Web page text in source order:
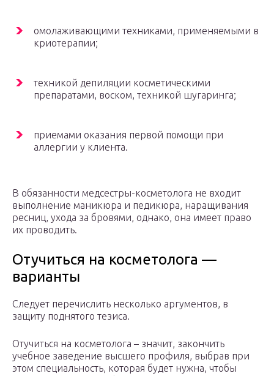
омолаживающими техниками, применяемыми в
криотерапии;
техникой депиляции косметическими
препаратами, воском, техникой шугаринга;
приемами оказания первой помощи при
аллергии у клиента.
В обязанности медсестры-косметолога не входит
выполнение маникюра и педикюра, наращивания
ресниц, ухода за бровями, однако, она имеет право
их проводить.
Отучиться на косметолога —
варианты
Следует перечислить несколько аргументов, в
защиту поднятого тезиса.
Отучиться на косметолога – значит, закончить
учебное заведение высшего профиля, выбрав при
этом специальность, которая будет нужна, чтобы